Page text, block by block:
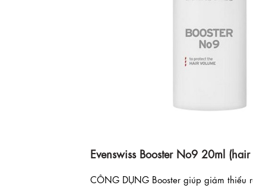
Evenswiss Booster No9 20ml (hair
CÔNG DỤNG Booster giúp giảm thiểu